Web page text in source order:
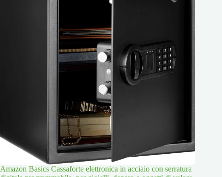
Amazon Basics Cassaforte elettronica in acciaio con serratura